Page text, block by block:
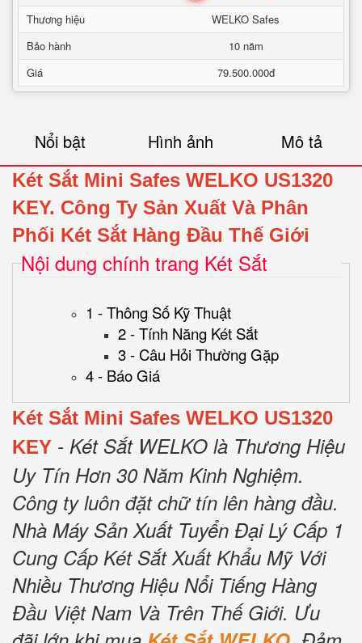
Thương hiệu
WELKO Safes
Bảo hành
10 năm
Giá
79.500.000đ
Nổi bật Hình ảnh Mô tả
Két Sắt Mini Safes WELKO US1320
KEY. Công Ty Sản Xuất Và Phân
Phối Két Sắt Hàng Đầu Thế Giới
Nội dung chính trang Két Sắt
1 - Thông Số Kỹ Thuật
2 - Tính Năng Két Sắt
3 - Câu Hỏi Thường Gặp
4 - Báo Giá
Két Sắt Mini Safes WELKO US1320
KEY - Két Sắt WELKO là Thương Hiệu
Uy Tín Hơn 30 Năm Kinh Nghiệm.
Công ty luôn đặt chữ tín lên hàng đầu.
Nhà Máy Sản Xuất Tuyển Đại Lý Cấp 1
Cung Cấp Két Sắt Xuất Khẩu Mỹ Với
Nhiều Thương Hiệu Nổi Tiếng Hàng
Đầu Việt Nam Và Trên Thế Giới. Ưu